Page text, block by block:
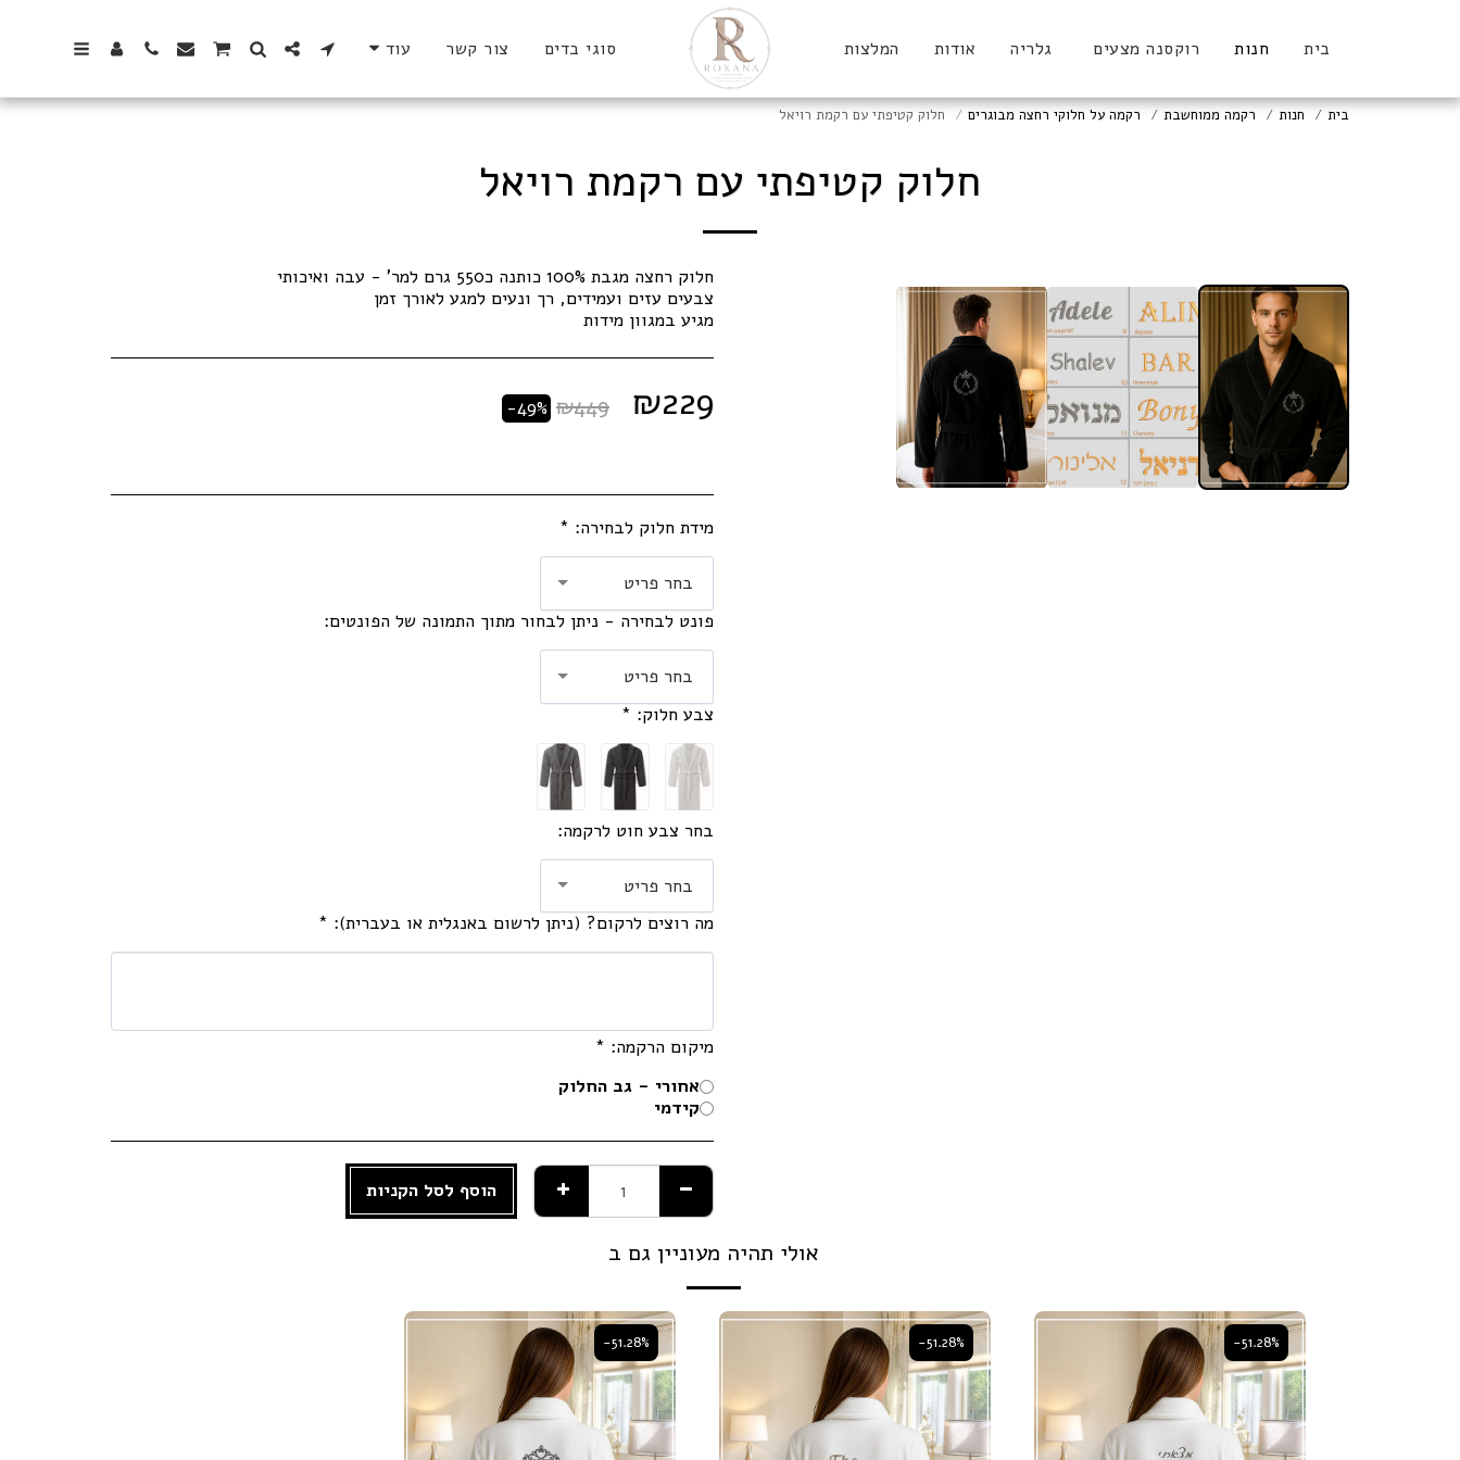
בית חנות רוקסנה מצעים גלריה אודות המלצות סוגי בדים צור קשר עוד
בית חנות רקמה ממוחשבת רקמה על חלוקי רחצה מבוגרים חלוק קטיפתי עם רקמת רויאל
חלוק קטיפתי עם רקמת רויאל
מגיע במגוון מידות
₪229
₪449
-49%
מידת חלוק לבחירה: *
בחר פריט
פונט לבחירה - ניתן לבחור מתוך התמונה של הפונטים:
בחר פריט
צבע חלוק: *
בחר צבע חוט לרקמה:
בחר פריט
מה רוצים לרקום? (ניתן לרשום באנגלית או בעברית): *
מיקום הרקמה: *
אחורי - גב החלוק
קידמי
הוסף לסל הקניות
אולי תהיה מעוניין גם ב
-51.28%
-51.28%
-51.28%